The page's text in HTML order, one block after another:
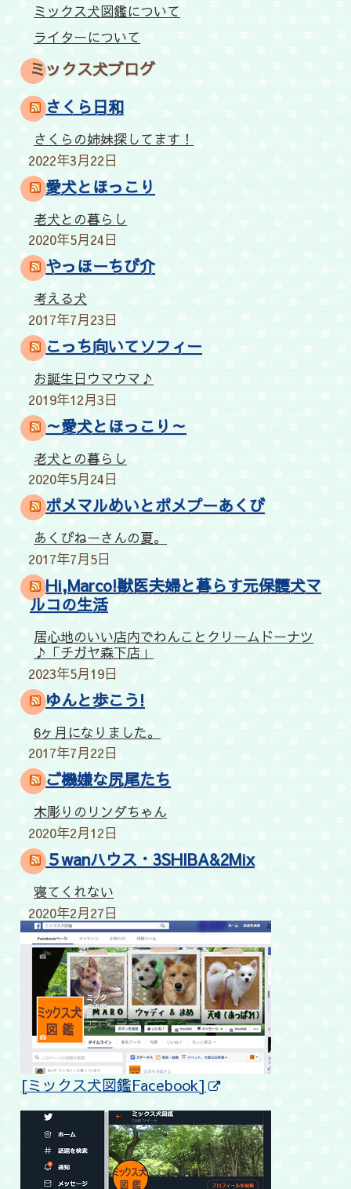
ミックス犬図鑑について
ライターについて
ミックス犬ブログ
さくら日和
さくらの姉妹探してます！
2022年3月22日
愛犬とほっこり
老犬との暮らし
2020年5月24日
やっほーちび介
考える犬
2017年7月23日
こっち向いてソフィー
お誕生日ウマウマ♪
2019年12月3日
～愛犬とほっこり～
老犬との暮らし
2020年5月24日
ポメマルめいとポメプーあくび
あくびねーさんの夏。
2017年7月5日
Hi,Marco!獣医夫婦と暮らす元保護犬マ
ルコの生活
居心地のいい店内でわんことクリームドーナツ
♪「チガヤ森下店」
2023年5月19日
ゆんと歩こう!
6ヶ月になりました。
2017年7月22日
ご機嫌な尻尾たち
木彫りのリンダちゃん
2020年2月12日
５wanハウス・3SHIBA&2Mix
寝てくれない
2020年2月27日
[ミックス犬図鑑Facebook]